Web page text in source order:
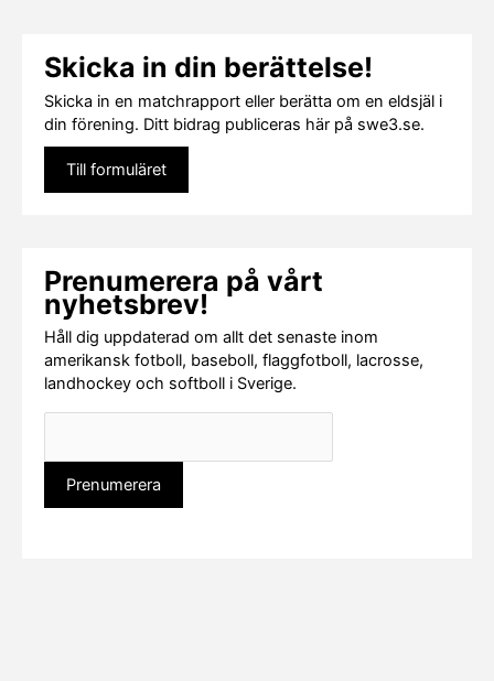
Skicka in din berättelse!
Skicka in en matchrapport eller berätta om en eldsjäl i
din förening. Ditt bidrag publiceras här på swe3.se.
Till formuläret
Prenumerera på vårt
nyhetsbrev!
Håll dig uppdaterad om allt det senaste inom
amerikansk fotboll, baseboll, flaggfotboll, lacrosse,
landhockey och softboll i Sverige.